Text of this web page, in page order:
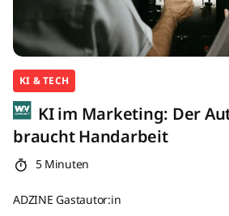
KI & TECH
KI im Marketing: Der
braucht Handarbeit
5 Minuten
ADZINE Gastautor:in